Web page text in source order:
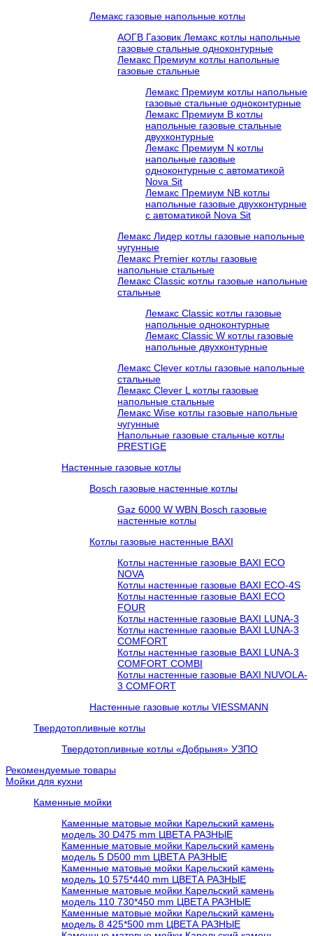
Лемакс газовые напольные котлы
АОГВ Газовик Лемакс котлы напольные
газовые стальные одноконтурные
Лемакс Премиум котлы напольные
газовые стальные
Лемакс Премиум котлы напольные
газовые стальные одноконтурные
Лемакс Премиум B котлы
напольные газовые стальные
двухконтурные
Лемакс Премиум N котлы
напольные газовые
одноконтурные c автоматикой
Nova Sit
Лемакс Премиум NB котлы
напольные газовые двухконтурные
c автоматикой Nova Sit
Лемакс Лидер котлы газовые напольные
чугунные
Лемакс Premier котлы газовые
напольные стальные
Лемакс Classic котлы газовые напольные
стальные
Лемакс Classic котлы газовые
напольные одноконтурные
Лемакс Classic W котлы газовые
напольные двухконтурные
Лемакс Clever котлы газовые напольные
стальные
Лемакс Clever L котлы газовые
напольные стальные
Лемакс Wise котлы газовые напольные
чугунные
Напольные газовые стальные котлы
PRESTIGE
Настенные газовые котлы
Bosch газовые настенные котлы
Gaz 6000 W WBN Bosch газовые
настенные котлы
Котлы газовые настенные BAXI
Котлы настенные газовые BAXI ECO
NOVA
Котлы настенные газовые BAXI ECO-4S
Котлы настенные газовые BAXI ECO
FOUR
Котлы настенные газовые BAXI LUNA-3
Котлы настенные газовые BAXI LUNA-3
COMFORT
Котлы настенные газовые BAXI LUNA-3
COMFORT COMBI
Котлы настенные газовые BAXI NUVOLA-
3 COMFORT
Настенные газовые котлы VIESSMANN
Твердотопливные котлы
Твердотопливные котлы «Добрыня» УЗПО
Рекомендуемые товары
Мойки для кухни
Каменные мойки
Каменные матовые мойки Карельский камень
модель 30 D475 mm ЦВЕТА РАЗНЫЕ
Каменные матовые мойки Карельский камень
модель 5 D500 mm ЦВЕТА РАЗНЫЕ
Каменные матовые мойки Карельский камень
модель 10 575*440 mm ЦВЕТА РАЗНЫЕ
Каменные матовые мойки Карельский камень
модель 110 730*450 mm ЦВЕТА РАЗНЫЕ
Каменные матовые мойки Карельский камень
модель 8 425*500 mm ЦВЕТА РАЗНЫЕ